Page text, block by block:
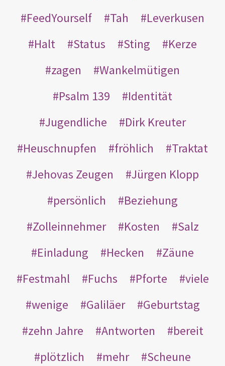
FeedYourself
Tah
Leverkusen
Halt
Status Sting
Kerze
zagen
Wankelmütigen
Psalm 139
Identität
Jugendliche
Dirk Kreuter
Heuschnupfen
fröhlich
Traktat
Jehovas Zeugen
Jürgen Klopp
persönlich
Beziehung
Zolleinnehmer
Kosten
Salz
Einladung
Hecken
Zäune
Festmahl
Fuchs Pforte
viele
wenige
Galiläer
Geburtstag
zehn Jahre
Antworten
bereit
plötzlich
mehr Scheune